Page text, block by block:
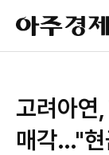
아
주
경
고려아연
매각…"현